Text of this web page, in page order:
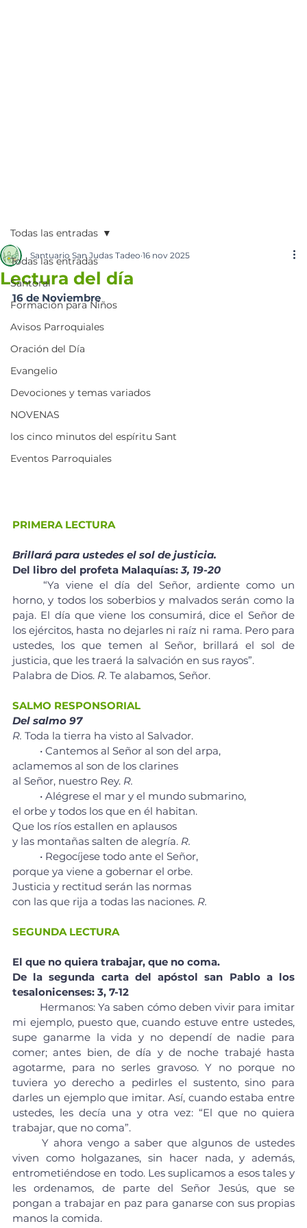
Todas las entradas
Santoral
Formación para Niños
Avisos Parroquiales
Oración del Día
Evangelio
Devociones y temas variados
NOVENAS
los cinco minutos del espíritu Sant
Eventos Parroquiales
Todas las entradas
Lectura del día
Santuario San Judas Tadeo 16 nov 2025
16 de Noviembre
PRIMERA LECTURA
Brillará para ustedes el sol de justicia.
Del libro del profeta Malaquías: 3, 19-20
	“Ya viene el día del Señor, ardiente como un
horno, y todos los soberbios y malvados serán como la
paja. El día que viene los consumirá, dice el Señor de
los ejércitos, hasta no dejarles ni raíz ni rama. Pero para
ustedes, los que temen al Señor, brillará el sol de
justicia, que les traerá la salvación en sus rayos”.
Palabra de Dios. R. Te alabamos, Señor.
SALMO RESPONSORIAL
Del salmo 97
R. Toda la tierra ha visto al Salvador.
	• Cantemos al Señor al son del arpa,
aclamemos al son de los clarines
al Señor, nuestro Rey. R.
	• Alégrese el mar y el mundo submarino,
el orbe y todos los que en él habitan.
Que los ríos estallen en aplausos
y las montañas salten de alegría. R.
	• Regocíjese todo ante el Señor,
porque ya viene a gobernar el orbe.
Justicia y rectitud serán las normas
con las que rija a todas las naciones. R.
SEGUNDA LECTURA
El que no quiera trabajar, que no coma.
De la segunda carta del apóstol san Pablo a los
tesalonicenses: 3, 7-12
mi ejemplo, puesto que, cuando estuve entre ustedes,
supe ganarme la vida y no dependí de nadie para
comer; antes bien, de día y de noche trabajé hasta
agotarme, para no serles gravoso. Y no porque no
tuviera yo derecho a pedirles el sustento, sino para
darles un ejemplo que imitar. Así, cuando estaba entre
ustedes, les decía una y otra vez: “El que no quiera
trabajar, que no coma”.
viven como holgazanes, sin hacer nada, y además,
entrometiéndose en todo. Les suplicamos a esos tales y
les ordenamos, de parte del Señor Jesús, que se
pongan a trabajar en paz para ganarse con sus propias
manos la comida.